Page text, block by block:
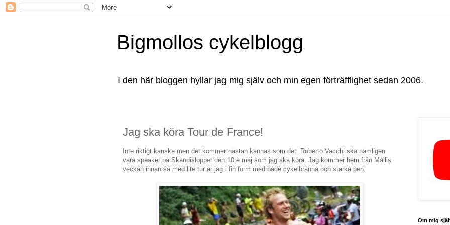
Bigmollos cykelblogg
I den här bloggen hyllar jag mig själv och min egen förträfflighet sedan 2006.
Jag ska köra Tour de France!
Inte riktigt kanske men det kommer nästan kännas som det. Roberto Vacchi ska nämligen
vara speaker på Skandisloppet den 10:e maj som jag ska köra. Jag kommer hem från Mallis
veckan innan så med lite tur är jag i fin form med både cykelbränna och starka ben.
Om mig